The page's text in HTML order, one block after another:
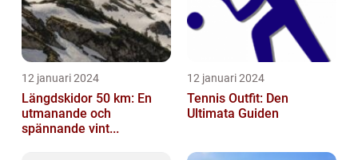
12 januari 2024
Längdskidor 50 km: En
utmanande och
spännande vint...
12 januari 2024
Tennis Outfit: Den
Ultimata Guiden